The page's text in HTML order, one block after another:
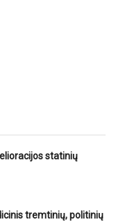
statinių
tremtinių, politinių